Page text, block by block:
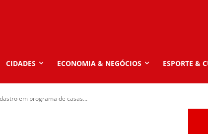
CIDADES ECONOMIA & NEGÓCIOS ESPORTE &
em programa de casas...